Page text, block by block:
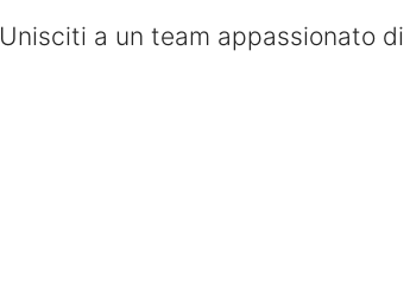
Unisciti a un team appassionato